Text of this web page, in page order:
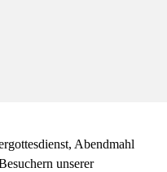
Abendmahl
unserer